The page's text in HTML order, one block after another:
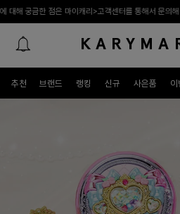
>고객센터를 통해서 문의해 주세요.
패밀리 라이프스타
추천 브랜드 랭킹 신규 사은품 이